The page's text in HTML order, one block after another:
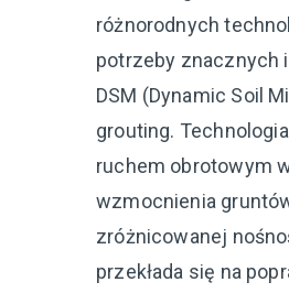
różnorodnych
potrzeby znacznych
DSM (Dynamic Soil
grouting.
ruchem obrotowym
wzmocnienia
zróżnicowanej
przekłada się na